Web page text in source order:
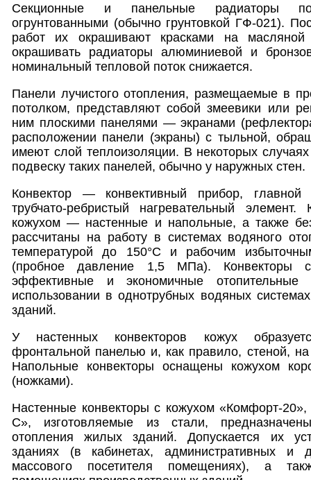
Секционные и панельные радиаторы
огрунтованными (обычно грунтовкой ГФ-021).
работ их окрашивают красками на масляной
окрашивать радиаторы алюминиевой и
номинальный тепловой поток снижается.
Панели лучистого отопления, размещаемые в
потолком, представляют собой змеевики или
ним плоскими панелями — экранами
расположении панели (экраны) с тыльной,
имеют слой теплоизоляции. В некоторых
подвеску таких панелей, обычно у наружных стен.
Конвектор — конвективный прибор, главной
трубчато-ребристый нагревательный
кожухом — настенные и напольные, а также
рассчитаны на работу в системах водяного
температурой до 150°С и рабочим
(пробное давление 1,5 МПа). Конвекторы
эффективные и экономичные
использовании в однотрубных водяных
зданий.
У настенных конвекторов кожух
фронтальной панелью и, как правило, стеной, на
Напольные конвекторы оснащены кожухом
(ножками).
Настенные конвекторы с кожухом «Комфорт-
С», изготовляемые из стали,
отопления жилых зданий. Допускается их
зданиях (в кабинетах, административных и
массового посетителя помещениях), а